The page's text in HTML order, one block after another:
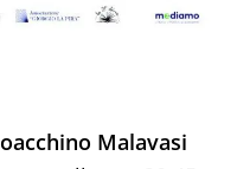
Malavasi